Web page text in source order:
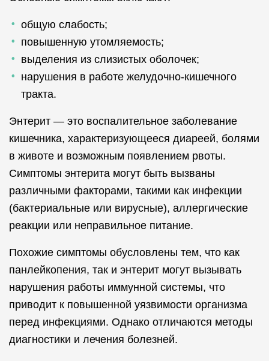
общую слабость;
повышенную утомляемость;
выделения из слизистых оболочек;
нарушения в работе желудочно-кишечного
тракта.
Энтерит — это воспалительное заболевание
кишечника, характеризующееся диареей, болями
в животе и возможным появлением рвоты.
Симптомы энтерита могут быть вызваны
различными факторами, такими как инфекции
(бактериальные или вирусные), аллергические
реакции или неправильное питание.
Похожие симптомы обусловлены тем, что как
панлейкопения, так и энтерит могут вызывать
нарушения работы иммунной системы, что
приводит к повышенной уязвимости организма
перед инфекциями. Однако отличаются методы
диагностики и лечения болезней.